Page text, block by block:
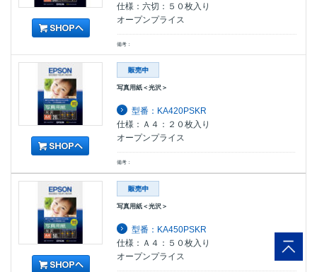
仕様：六切：５０枚入り
オープンプライス
備考：
写真用紙＜光沢＞
型番：KA420PSKR
仕様：Ａ４：２０枚入り
オープンプライス
備考：
写真用紙＜光沢＞
型番：KA450PSKR
仕様：Ａ４：５０枚入り
オープンプライス